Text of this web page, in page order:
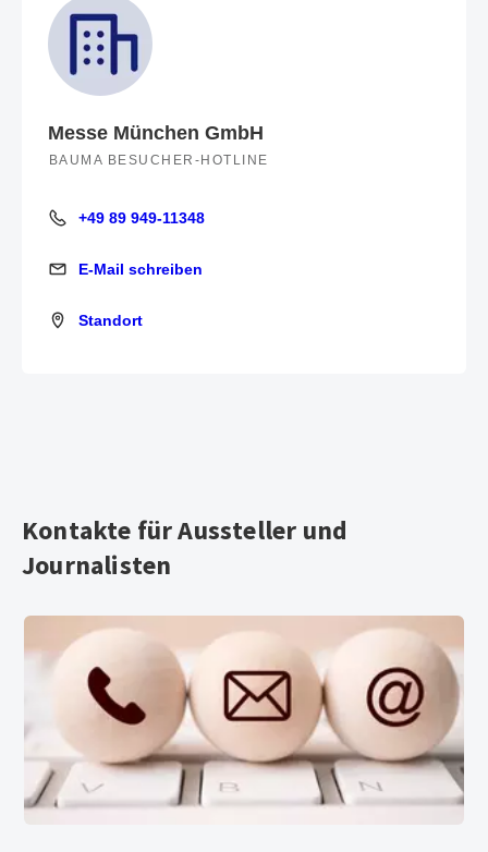
Messe München GmbH
BAUMA BESUCHER-HOTLINE
+49 89 949-11348
+49 89 949-11348
E-Mail schreiben
E-Mail schreiben
Standort
Standort
Kontakte für Aussteller und
Journalisten